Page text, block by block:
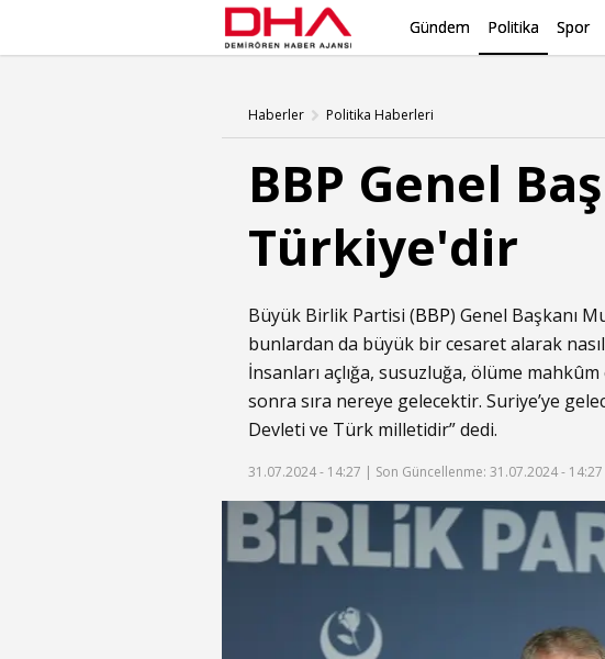
Gündem Politika Spor
Haberler Politika Haberleri
BBP Genel
Türkiye'dir
Büyük Birlik Partisi (BBP) Genel Başkanı
bunlardan da büyük bir cesaret alarak nasıl
İnsanları açlığa, susuzluğa, ölüme
sonra sıra nereye gelecektir. Suriye’ye
Devleti ve Türk milletidir” dedi.
31.07.2024 - 14:27 | Son Güncellenme: 31.07.2024 - 14:27